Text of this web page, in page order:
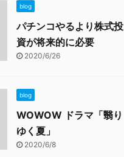
blog
パチンコやるより株式投
資が将来的に必要
2020/6/26
blog
WOWOW ドラマ「翳り
ゆく夏」
2020/6/8